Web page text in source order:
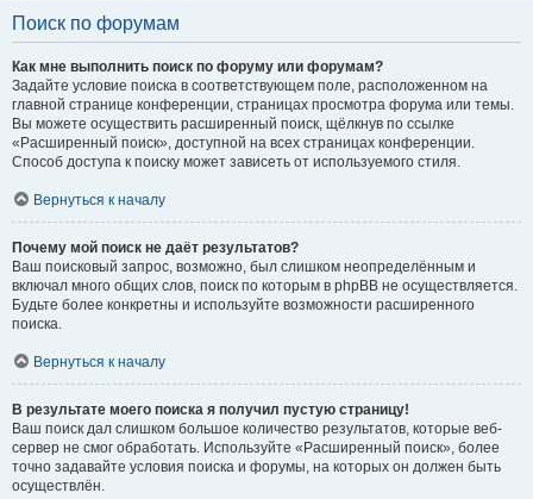
Поиск по форумам
Как мне выполнить поиск по форуму или форумам?
Задайте условие поиска в соответствующем поле, расположенном на
главной странице конференции, страницах просмотра форума или темы.
Вы можете осуществить расширенный поиск, щёлкнув по ссылке
«Расширенный поиск», доступной на всех страницах конференции.
Способ доступа к поиску может зависеть от используемого стиля.
Вернуться к началу
Почему мой поиск не даёт результатов?
Ваш поисковый запрос, возможно, был слишком неопределённым и
включал много общих слов, поиск по которым в phpBB не осуществляется.
Будьте более конкретны и используйте возможности расширенного
поиска.
Вернуться к началу
В результате моего поиска я получил пустую страницу!
Ваш поиск дал слишком большое количество результатов, которые веб-
сервер не смог обработать. Используйте «Расширенный поиск», более
точно задавайте условия поиска и форумы, на которых он должен быть
осуществлён.